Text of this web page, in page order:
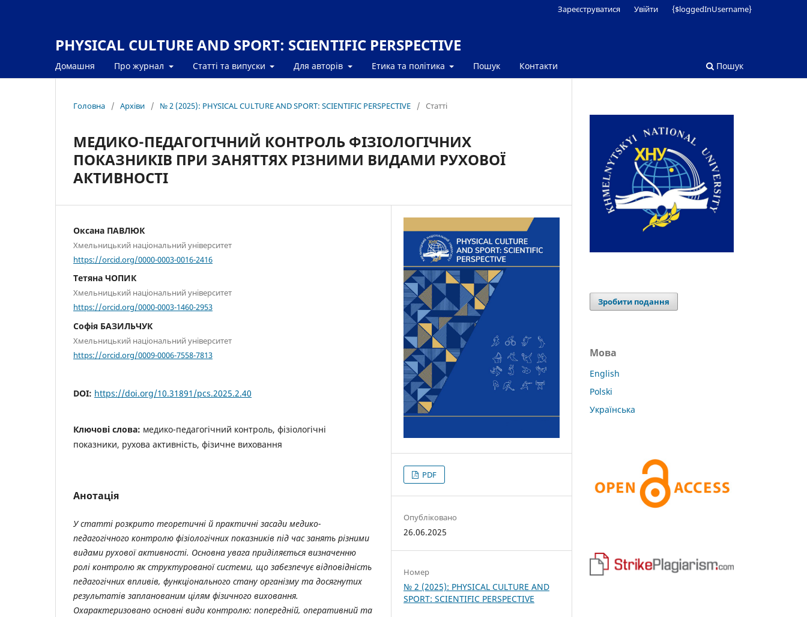
PHYSICAL CULTURE AND SPORT: SCIENTIFIC PERSPECTIVE
Домашня Про журнал Статті та випуски Для авторів Етика та політика Пошук Контакти Пошук
Зареєструватися Увійти {$loggedInUsername}
Головна / Архіви / № 2 (2025): PHYSICAL CULTURE AND SPORT: SCIENTIFIC PERSPECTIVE / Статті
МЕДИКО-ПЕДАГОГІЧНИЙ КОНТРОЛЬ ФІЗІОЛОГІЧНИХ
ПОКАЗНИКІВ ПРИ ЗАНЯТТЯХ РІЗНИМИ ВИДАМИ РУХОВОЇ
АКТИВНОСТІ
Оксана ПАВЛЮК
Хмельницький національний університет
https://orcid.org/0000-0003-0016-2416
Тетяна ЧОПИК
Хмельницький національний університет
https://orcid.org/0000-0003-1460-2953
Софія БАЗИЛЬЧУК
Хмельницький національний університет
https://orcid.org/0009-0006-7558-7813
DOI: https://doi.org/10.31891/pcs.2025.2.40
Ключові слова: медико-педагогічний контроль, фізіологічні
показники, рухова активність, фізичне виховання
Анотація
У статті розкрито теоретичні й практичні засади медико-
педагогічного контролю фізіологічних показників під час занять різними
видами рухової активності. Основна увага приділяється визначенню
ролі контролю як структурованої системи, що забезпечує відповідність
педагогічних впливів, функціонального стану організму та досягнутих
результатів запланованим цілям фізичного виховання.
Охарактеризовано основні види контролю: попередній, оперативний та
PDF
Опубліковано
26.06.2025
Номер
№ 2 (2025): PHYSICAL CULTURE AND
SPORT: SCIENTIFIC PERSPECTIVE
Зробити подання
Мова
English
Polski
Українська